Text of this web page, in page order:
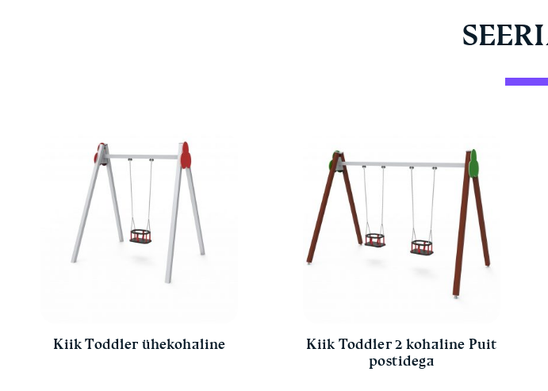
Kiik Toddler ühekohaline
Kiik Toddler 2 kohaline Puit
postidega